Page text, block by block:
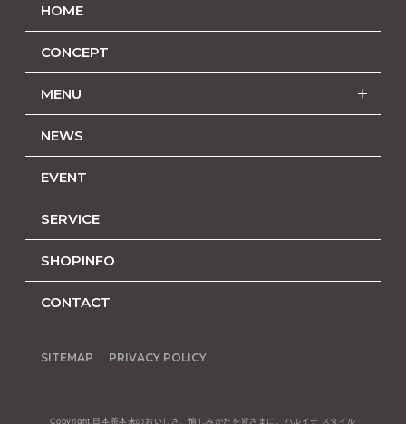
HOME
CONCEPT
MENU
NEWS
EVENT
SERVICE
SHOPINFO
CONTACT
SITEMAP PRIVACY POLICY
Copyright.日本茶本来のおいしさ、愉しみかたを皆さまに。ハルイチ スタイル